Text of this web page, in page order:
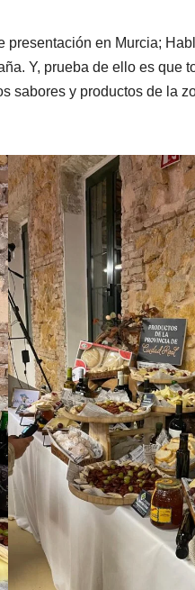
en Murcia;
Y, prueba de ello es que
sabores y productos de la